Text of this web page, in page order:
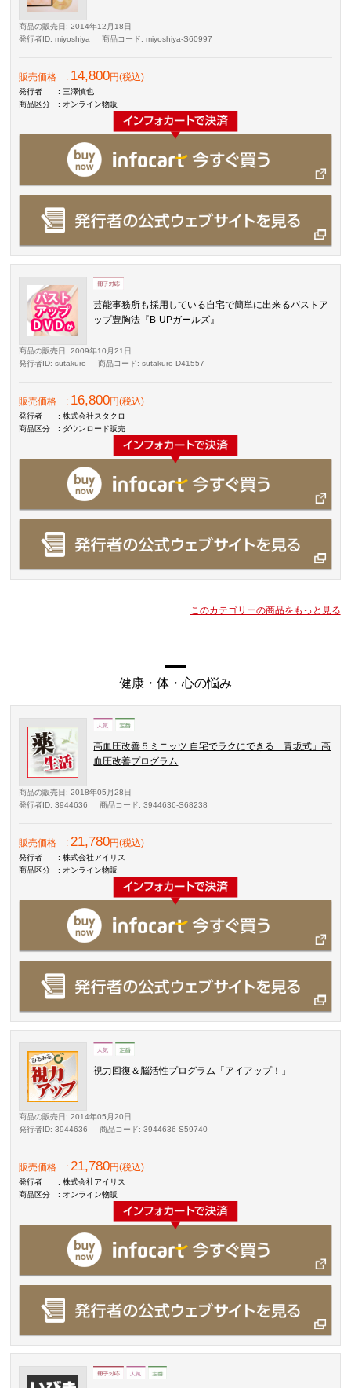
商品の販売日 : 2014年12月18日
発行者ID: miyoshiya 商品コード: miyoshiya-S60997
販売価格 : 14,800円(税込)
発行者
: 三澤慎也
商品区分
: オンライン物販
芸能事務所も採用している自宅で簡単に出来るバストア
ップ豊胸法『B-UPガールズ』
商品の販売日 : 2009年10月21日
発行者ID: sutakuro 商品コード: sutakuro-D41557
販売価格 : 16,800円(税込)
発行者
: 株式会社スタクロ
商品区分
: ダウンロード販売
このカテゴリーの商品をもっと見る
健康・体・心の悩み
高血圧改善５ミニッツ 自宅でラクにできる「青坂式」高
血圧改善プログラム
商品の販売日 : 2018年05月28日
発行者ID: 3944636 商品コード: 3944636-S68238
販売価格 :21,780円(税込)
発行者
: 株式会社アイリス
商品区分
: オンライン物販
視力回復＆脳活性プログラム「アイアップ！」
商品の販売日 : 2014年05月20日
発行者ID: 3944636 商品コード: 3944636-S59740
販売価格 :21,780円(税込)
発行者
: 株式会社アイリス
商品区分
: オンライン物販